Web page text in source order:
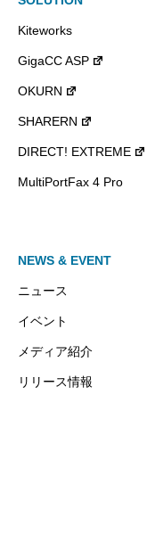
Kiteworks
GigaCC ASP
OKURN
SHARERN
DIRECT! EXTREME
MultiPortFax 4 Pro
NEWS & EVENT
ニュース
イベント
メディア紹介
リリース情報